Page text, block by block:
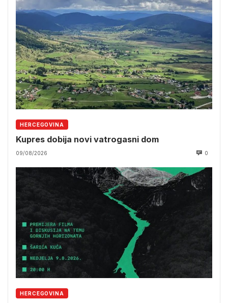
HERCEGOVINA
Kupres dobija novi vatrogasni dom
09/08/2026 0
HERCEGOVINA